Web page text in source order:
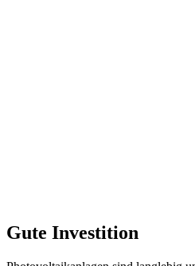
Gute Investition